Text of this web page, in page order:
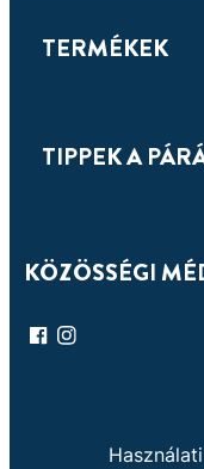
aromaterápiás
TERMÉKEK
TIPPEK A
KÖZÖSSÉGI